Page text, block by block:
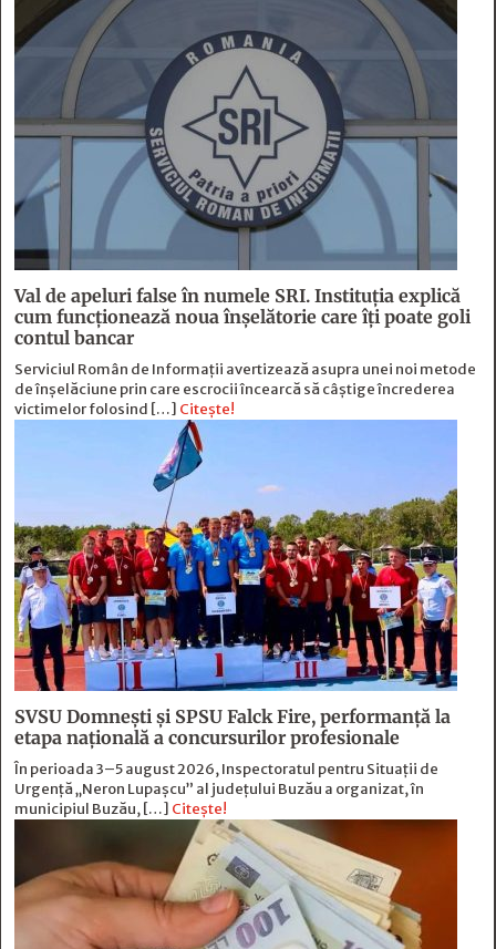
Val de apeluri false în numele SRI. Instituția explică
cum funcționează noua înșelătorie care îți poate goli
contul bancar
Serviciul Român de Informații avertizează asupra unei noi metode
de înșelăciune prin care escrocii încearcă să câștige încrederea
victimelor folosind […] Citește!
SVSU Domnești și SPSU Falck Fire, performanță la
etapa națională a concursurilor profesionale
În perioada 3–5 august 2026, Inspectoratul pentru Situații de
Urgență „Neron Lupașcu” al județului Buzău a organizat, în
municipiul Buzău, […] Citește!